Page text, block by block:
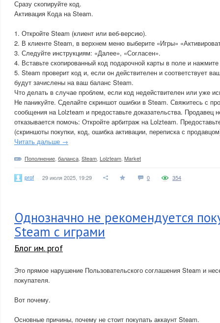
Сразу скопируйте код.
Активация Кода на Steam.
1. Откройте Steam (клиент или веб-версию).
2. В клиенте Steam, в верхнем меню выберите «Игры»
3. Следуйте инструкциям: «Далее», «Согласен».
4. Вставьте скопированный код подарочной карты в поле и
5. Steam проверит код и, если он действителен и соответствует
будут зачислены на ваш баланс Steam.
Что делать в случае проблем, если код недействителен или уже
Не паникуйте. Сделайте скриншот ошибки в Steam. Свяжитесь с
сообщения на Lolzteam и предоставьте доказательства. Продавец
отказывается помочь: Откройте арбитраж на Lolzteam.
(скриншоты покупки, код, ошибка активации, переписка с
Читать дальше →
Пополнение баланса Steam Lolzteam Market
prof 29 июля 2025, 19:29 0 354
Однозначно не рекомендуется
Steam с играми
Блог им. prof
Это прямое нарушение Пользовательского соглашения Steam и
покупателя.
Вот почему.
Основные причины, почему не стоит покупать аккаунт Steam.